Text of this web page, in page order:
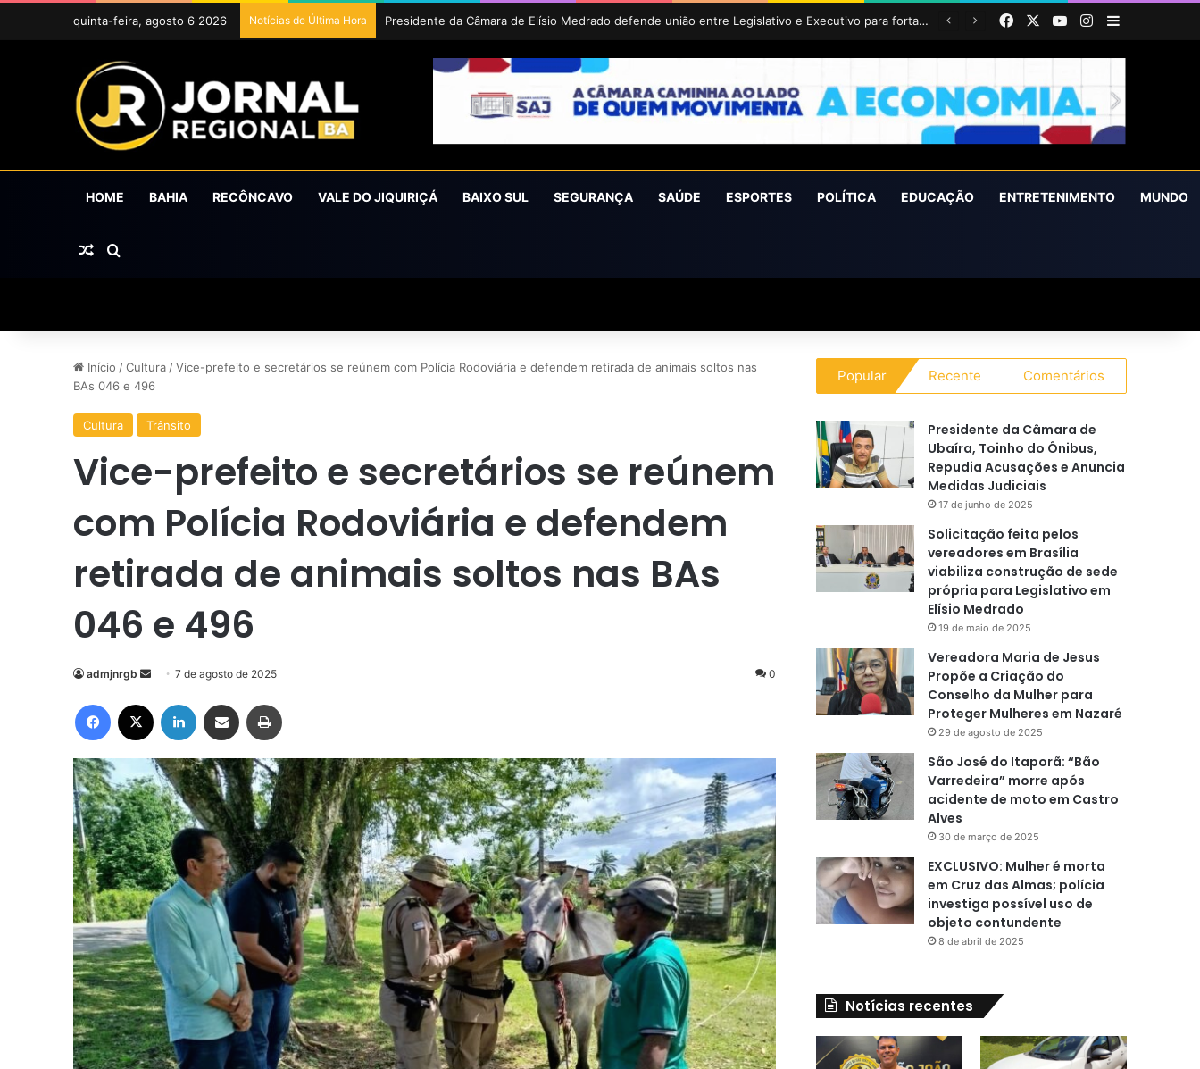
quinta-feira, agosto 6 2026 Notícias de Última Hora Ubaíra conquista o prêmio Cidade Revelação do São João da Bahia 2026 FacebookYouTubeInstagram
Barra
HOME BAHIA RECÔNCAVO VALE DO JIQUIRIÇÁ BAIXO SUL SEGURANÇA SAÚDE ESPORTES POLÍTICA EDUCAÇÃO ENTRETENIMENTO MUNDO
Artigo aleatório
Procurar por
Início / Cultura / Vice-prefeito e secretários se reúnem com Polícia Rodoviária e defendem retirada de animais soltos nas
BAs 046 e 496
Cultura Trânsito
Vice-prefeito e secretários se reúnem
com Polícia Rodoviária e defendem
retirada de animais soltos nas BAs
046 e 496
admjnrgb
Mande
e-
mail
7 de agosto de 2025 0
Facebook Linkedin Compartilhar via e-mail
Popular Recente Comentários
Presidente da Câmara de
Ubaíra, Toinho do Ônibus,
Repudia Acusações e Anuncia
Medidas Judiciais
17 de junho de 2025
Solicitação feita pelos
vereadores em Brasília
viabiliza construção de sede
própria para Legislativo em
Elísio Medrado
19 de maio de 2025
Vereadora Maria de Jesus
Propõe a Criação do
Conselho da Mulher para
Proteger Mulheres em Nazaré
29 de agosto de 2025
São José do Itaporã: “Bão
Varredeira” morre após
acidente de moto em Castro
Alves
30 de março de 2025
EXCLUSIVO: Mulher é morta
em Cruz das Almas; polícia
investiga possível uso de
objeto contundente
8 de abril de 2025
Notícias recentes